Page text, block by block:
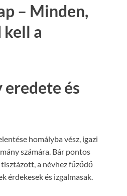
– Minden,
a
eredete és
homályba vész, igazi
számára. Bár pontos
a névhez fűződő
érdekesek és izgalmasak.